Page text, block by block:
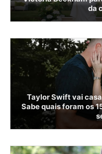
da
Taylor Swift vai
Sabe quais foram os